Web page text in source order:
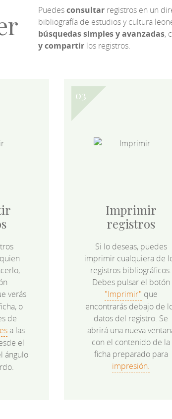
Puedesconsultarregistros en un
bibliografía de estudios y cultura
búsquedas simples y avanzadas,
y compartirlos registros.
verás
o
de
a las
el
ángulo
Imprimir
registros
Si lo deseas, puedes
imprimir cualquiera de
registros bibliográficos.
Debes pulsar el botón
"Imprimir" que
encontrarás debajo de
datos del registro. Se
abrirá una nueva
con el contenido de la
ficha preparado para
impresión.